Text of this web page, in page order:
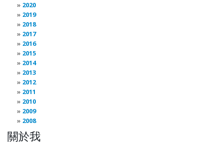
2020
2019
2018
2017
2016
2015
2014
2013
2012
2011
2010
2009
2008
關於我